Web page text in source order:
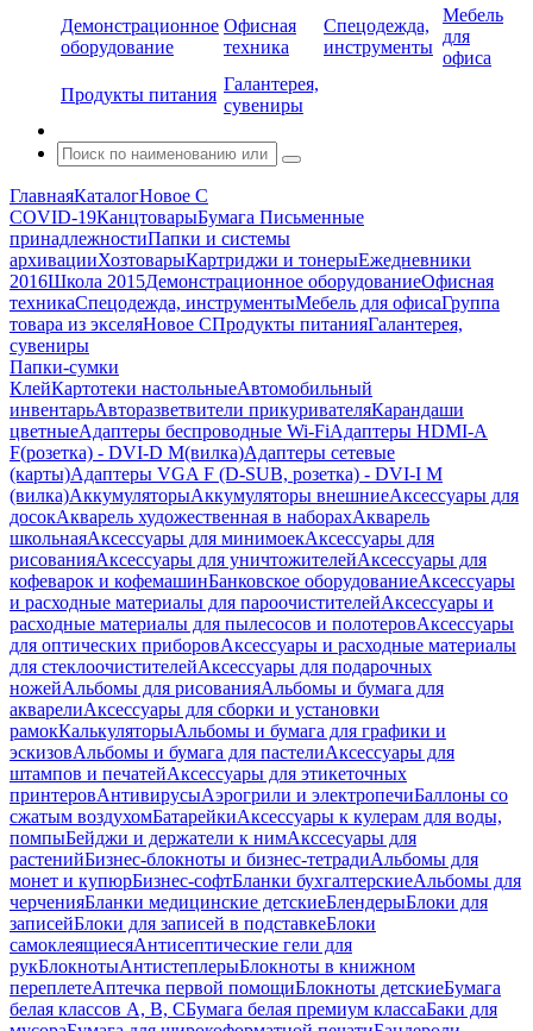
Демонстрационное
оборудование
Офисная
техника
Спецодежда,
инструменты
Мебель
для
офиса
Продукты питания
Галантерея,
сувениры
ГлавнаяКаталогНовое С
COVID-19КанцтоварыБумага Письменные
принадлежностиПапки и системы
архивацииХозтоварыКартриджи и тонерыЕжедневники
2016Школа 2015Демонстрационное оборудованиеОфисная
техникаСпецодежда, инструментыМебель для офисаГруппа
товара из экселяНовое СПродукты питанияГалантерея,
сувениры
Папки-сумки
КлейКартотеки настольныеАвтомобильный
инвентарьАвторазветвители прикуривателяКарандаши
цветныеАдаптеры беспроводные Wi-FiАдаптеры HDMI-A
F(розетка) - DVI-D M(вилка)Адаптеры сетевые
(карты)Адаптеры VGA F (D-SUB, розетка) - DVI-I M
(вилка)АккумуляторыАккумуляторы внешниеАксессуары для
досокАкварель художественная в наборахАкварель
школьнаяАксессуары для минимоекАксессуары для
рисованияАксессуары для уничтожителейАксессуары для
кофеварок и кофемашинБанковское оборудованиеАксессуары
и расходные материалы для пароочистителейАксессуары и
расходные материалы для пылесосов и полотеровАксессуары
для оптических приборовАксессуары и расходные материалы
для стеклоочистителейАксессуары для подарочных
ножейАльбомы для рисованияАльбомы и бумага для
акварелиАксессуары для сборки и установки
рамокКалькуляторыАльбомы и бумага для графики и
эскизовАльбомы и бумага для пастелиАксессуары для
штампов и печатейАксессуары для этикеточных
принтеровАнтивирусыАэрогрили и электропечиБаллоны со
сжатым воздухомБатарейкиАксессуары к кулерам для воды,
помпыБейджи и держатели к нимАкссесуары для
растенийБизнес-блокноты и бизнес-тетрадиАльбомы для
монет и купюрБизнес-софтБланки бухгалтерскиеАльбомы для
черченияБланки медицинские детскиеБлендерыБлоки для
записейБлоки для записей в подставкеБлоки
самоклеящиесяАнтисептические гели для
рукБлокнотыАнтистеплерыБлокноты в книжном
переплетеАптечка первой помощиБлокноты детскиеБумага
белая классов А, В, СБумага белая премиум классаБаки для